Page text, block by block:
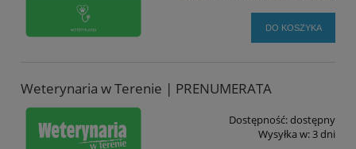
DO KOSZYKA
Weterynaria w Terenie | PRENUMERATA
Dostępność:dostępny
Wysyłka w:3 dni